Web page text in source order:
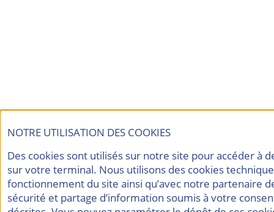
NOTRE UTILISATION DES COOKIES
Des cookies sont utilisés sur notre site pour accéder à
sur votre terminal. Nous utilisons des cookies
fonctionnement du site ainsi qu’avec notre partenaire
sécurité et partage d’information soumis à votre